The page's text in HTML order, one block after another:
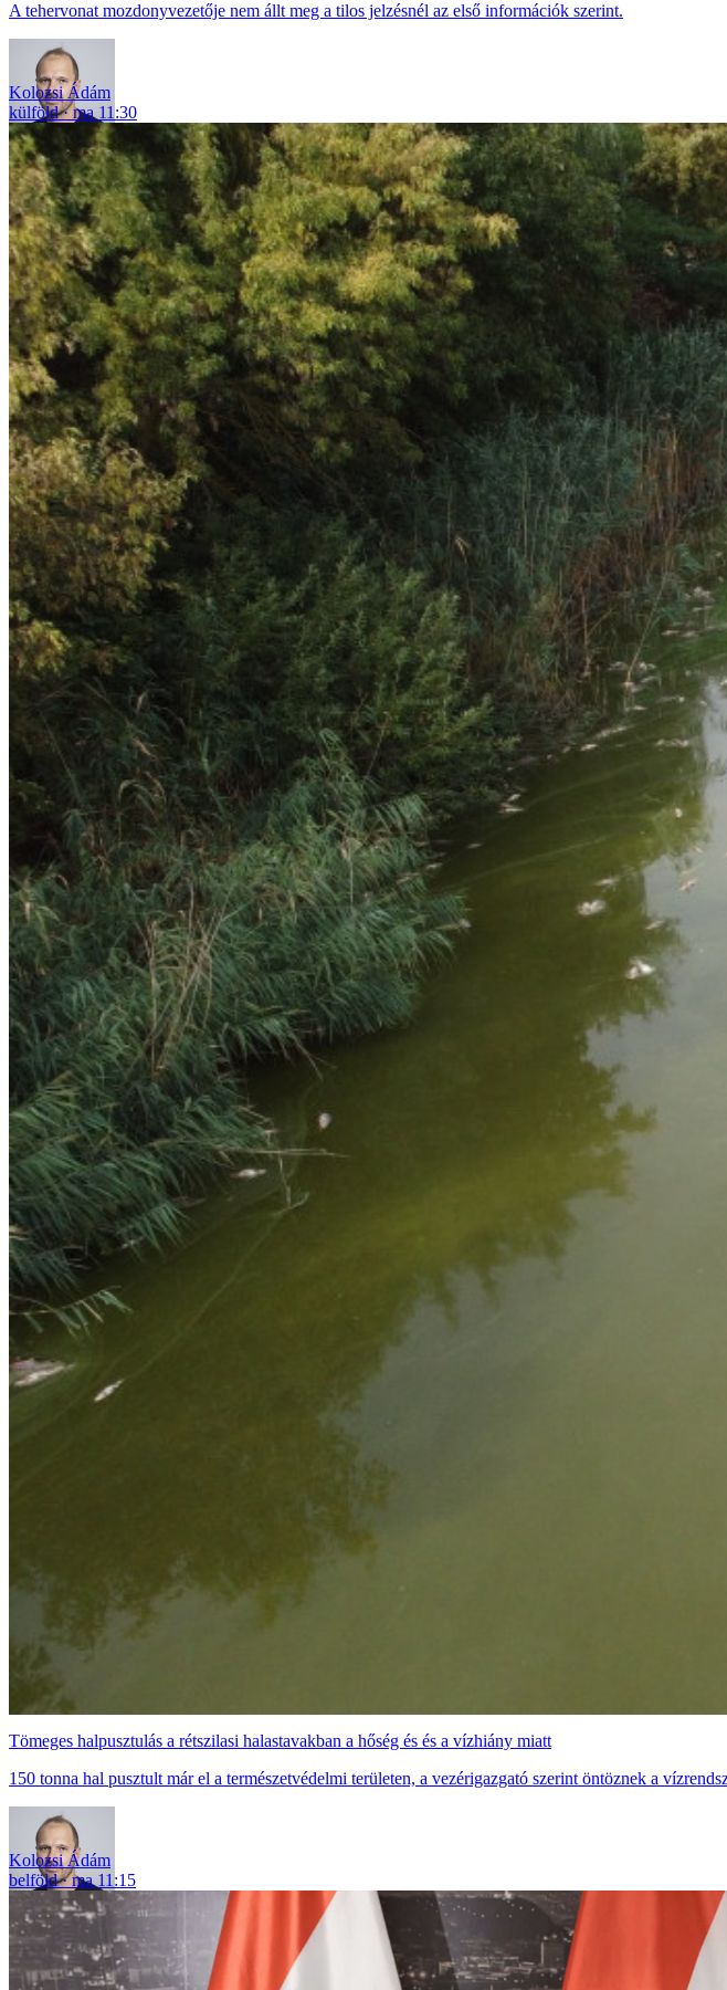
A tehervonat mozdonyvezetője nem állt meg a tilos jelzésnél az első információk szerint.
Kolozsi Ádám
külföld
ma 11:30
Tömeges halpusztulás a rétszilasi halastavakban a hőség és és a vízhiány miatt
150 tonna hal pusztult már el a természetvédelmi területen, a vezérigazgató szerint öntöznek a
Kolozsi Ádám
belföld
ma 11:15